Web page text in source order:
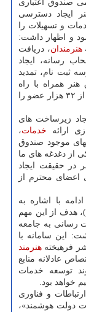
صندوق اعتباری
ایجاد دسترسی
و تسهیلات را
و اظهار داشت:
هنرمندان، دریافت
رسانه، ایجاد
ثبت نام، تمدید
همراه با راه
اندازی پیامرسان اختصاصی این مجموعه با بیش از ۳۲ هزار عضو را
زیرساخت های
ارائه خدمات،
موجود صندوق
از دغدغه های ما
در حقیقت ایجاد
اعضای محترم از
با اشاره به
هدف از این مهم
رسانی به جامعه
این سامانه با
فرهیخته هنرمند
عادلانه منابع
توسعه خدمات
خواهد بود.
و فناوری
دولت هوشمند»،